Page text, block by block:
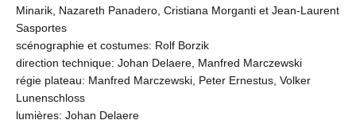
Minarik, Nazareth Panadero, Cristiana Morganti et Jean-Laurent
Sasportes
scénographie et costumes: Rolf Borzik
direction technique: Johan Delaere, Manfred Marczewski
régie plateau: Manfred Marczewski, Peter Ernestus, Volker
Lunenschloss
lumières: Johan Delaere